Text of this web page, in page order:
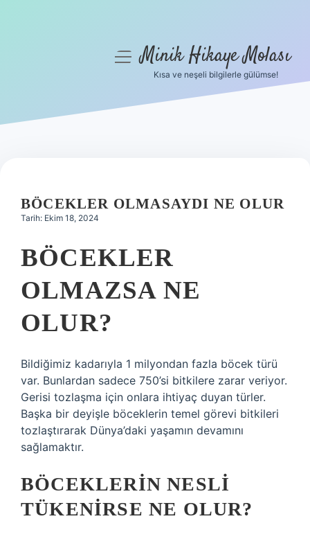
Hakkımızda
menüyüMinik Hikaye Molası
Kısa ve neşeli bilgilerle gülümse!
BÖCEKLER OLMASAYDI NE OLUR
Tarih: Ekim 18, 2024
BÖCEKLER
OLMAZSA NE
OLUR?
Bildiğimiz kadarıyla 1 milyondan fazla böcek türü
var. Bunlardan sadece 750’si bitkilere zarar veriyor.
Gerisi tozlaşma için onlara ihtiyaç duyan türler.
Başka bir deyişle böceklerin temel görevi bitkileri
tozlaştırarak Dünya’daki yaşamın devamını
sağlamaktır.
BÖCEKLERIN NESLI
TÜKENIRSE NE OLUR?